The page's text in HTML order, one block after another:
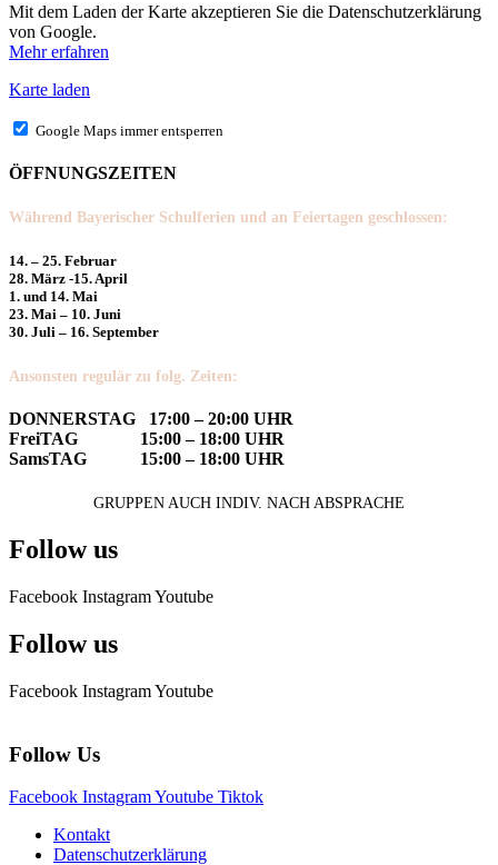
Mit dem Laden der Karte akzeptieren Sie die Datenschutzerklärung
von Google.
Mehr erfahren
Karte laden
Google Maps immer entsperren
ÖFFNUNGSZEITEN
Während Bayerischer Schulferien und an Feiertagen geschlossen:
14. – 25. Februar
28. März -15. April
1. und 14. Mai
23. Mai – 10. Juni
30. Juli – 16. September
Ansonsten regulär zu folg. Zeiten:
DONNERSTAG 17:00 – 20:00 UHR
FreiTAG 15:00 – 18:00 UHR
SamsTAG 15:00 – 18:00 UHR
GRUPPEN AUCH INDIV. NACH ABSPRACHE
Follow us
Facebook InstagramYoutube
Follow us
Facebook InstagramYoutube
Follow Us
Facebook InstagramYoutube Tiktok
Kontakt
Datenschutzerklärung